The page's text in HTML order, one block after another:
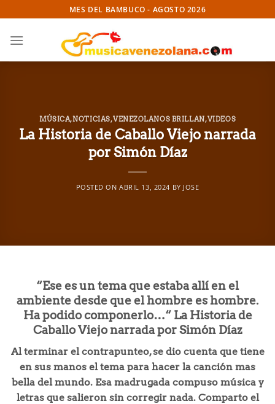
to
content
MES DEL BAMBUCO - AGOSTO 2026
MÚSICA,NOTICIAS,VENEZOLANOS BRILLAN,VIDEOS
La Historia de Caballo Viejo narrada
por Simón Díaz
POSTED ONABRIL 13, 2024 BY JOSE
“Ese es un tema que estaba allí en el
ambiente desde que el hombre es hombre.
Ha podido componerlo…“ La Historia de
Caballo Viejo narrada por Simón Díaz
Al terminar el contrapunteo, se dio cuenta que tiene
en sus manos el tema para hacer la canción mas
bella del mundo. Esa madrugada compuso música y
letras que salieron sin corregir nada. Comparto el